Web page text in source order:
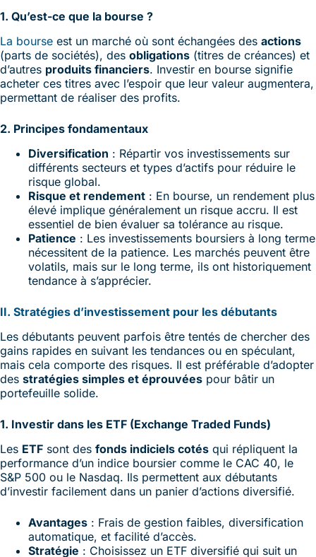
1. Qu’est-ce que la bourse ?
La bourse est un marché où sont échangées des actions
(parts de sociétés), des obligations (titres de créances) et
d’autres produits financiers. Investir en bourse signifie
acheter ces titres avec l’espoir que leur valeur augmentera,
permettant de réaliser des profits.
2. Principes fondamentaux
Diversification : Répartir vos investissements sur
différents secteurs et types d’actifs pour réduire le
risque global.
Risque et rendement : En bourse, un rendement plus
élevé implique généralement un risque accru. Il est
essentiel de bien évaluer sa tolérance au risque.
Patience : Les investissements boursiers à long terme
nécessitent de la patience. Les marchés peuvent être
volatils, mais sur le long terme, ils ont historiquement
tendance à s’apprécier.
II. Stratégies d’investissement pour les débutants
Les débutants peuvent parfois être tentés de chercher des
gains rapides en suivant les tendances ou en spéculant,
mais cela comporte des risques. Il est préférable d’adopter
des stratégies simples et éprouvées pour bâtir un
portefeuille solide.
1. Investir dans les ETF (Exchange Traded Funds)
Les ETF sont des fonds indiciels cotés qui répliquent la
performance d’un indice boursier comme le CAC 40, le
S&P 500 ou le Nasdaq. Ils permettent aux débutants
d’investir facilement dans un panier d’actions diversifié.
Avantages : Frais de gestion faibles, diversification
automatique, et facilité d’accès.
Stratégie : Choisissez un ETF diversifié qui suit un